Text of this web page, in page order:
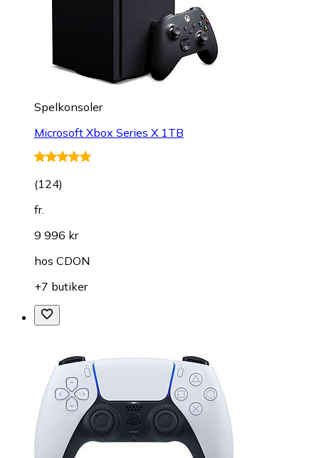
Spelkonsoler
Microsoft Xbox Series X 1TB
(124)
fr.
9 996 kr
hos CDON
+7 butiker